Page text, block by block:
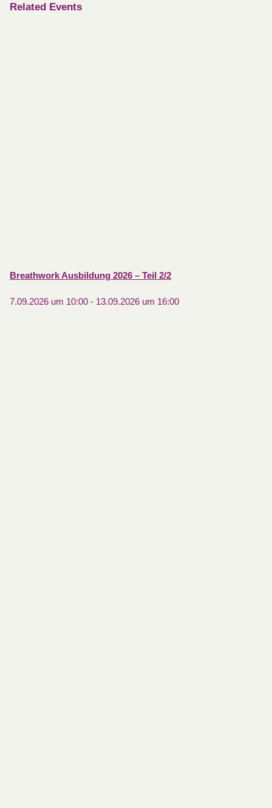
Related Events
Breathwork Ausbildung 2026 – Teil 2/2
7.09.2026 um 10:00- 13.09.2026 um 16:00